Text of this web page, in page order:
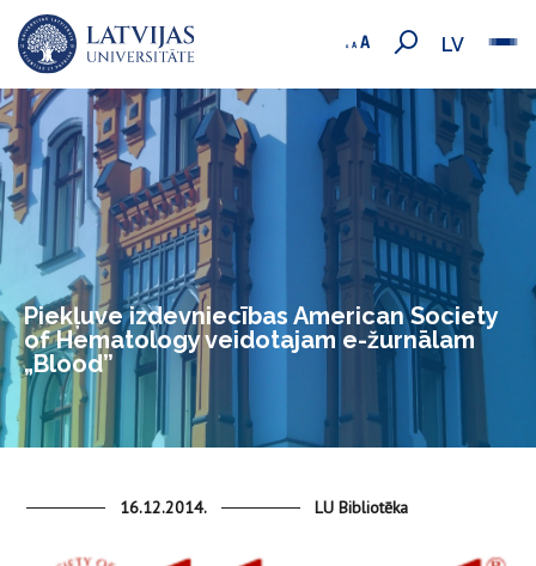
LV
Piekļuve izdevniecības American Society
of Hematology veidotajam e-žurnālam
„Blood”
16.12.2014. LU Bibliotēka